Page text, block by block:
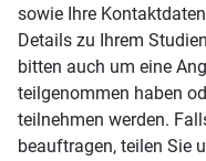
sowie Ihre
Details zu Ihrem
bitten auch um eine
teilgenommen haben
teilnehmen werden.
beauftragen, teilen Sie